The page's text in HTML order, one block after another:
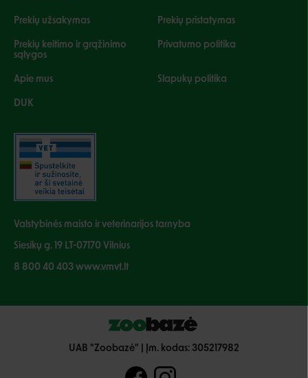
Prekių užsakymas Prekių pristatymas
Prekių keitimo ir grąžinimo
sąlygos
Privatumo politika
Apie mus Slapukų politika
DUK
Valstybinės maisto ir veterinarijos tarnyba
Siesikų g. 19 LT-07170 Vilnius
8 800 40 403 www.vmvt.lt
UAB "Zoobazė" | Įm. kodas: 305217982